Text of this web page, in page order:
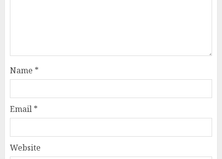
Name *
Email *
Website